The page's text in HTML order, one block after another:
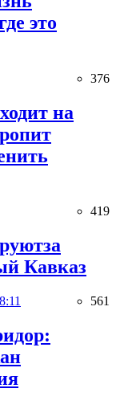
это
376
на
419
Кавказ
561